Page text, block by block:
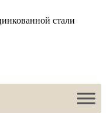
стали